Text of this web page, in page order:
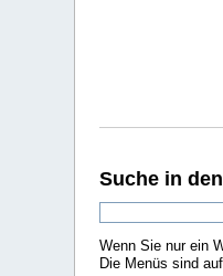
Suche in
Wenn Sie nur ein
Die Menüs sind